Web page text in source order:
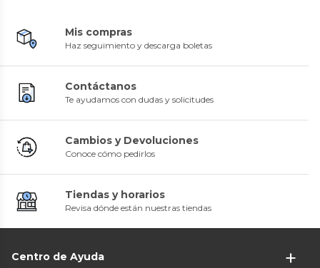
Mis compras
Haz seguimiento y descarga boletas
Contáctanos
Te ayudamos con dudas y solicitudes
Cambios y Devoluciones
Conoce cómo pedirlos
Tiendas y horarios
Revisa dónde están nuestras tiendas
Centro de Ayuda